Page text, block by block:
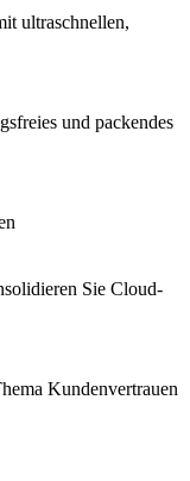
ultraschnellen,
und packendes
Sie Cloud-
Kundenvertrauen